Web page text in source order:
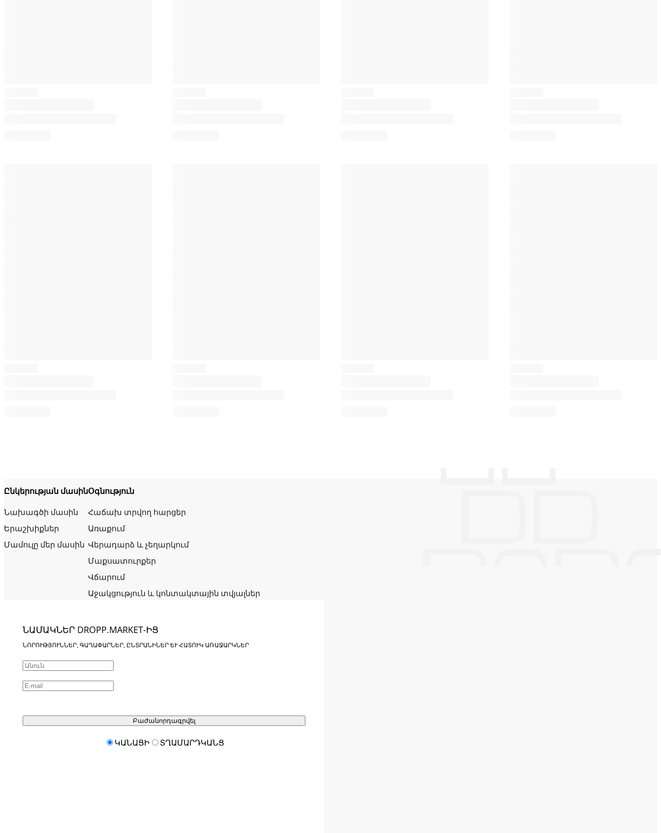
Ընկերության մասին
Նախագծի մասին
Երաշխիքներ
Մամուլը մեր մասին
Օգնություն
Հաճախ տրվող հարցեր
Առաքում
Վերադարձ և չեղարկում
Մաքսատուրքեր
Վճարում
Աջակցություն և կոնտակտային տվյալներ
ՆԱՄԱԿՆԵՐ DROPP.MARKET-ԻՑ
ՆՈՐՈՒԹՅՈՒՆՆԵՐ, ԳԱՂԱՓԱՐՆԵՐ, ԸՆՏՐԱՆԻՆԵՐ ԵՒ ՀԱՏՈՒԿ ԱՌԱՋԱՐԿՆԵՐ
Բաժանորդագրվել
ԿԱՆԱՑԻ ՏՂԱՄԱՐԴԿԱՆՑ